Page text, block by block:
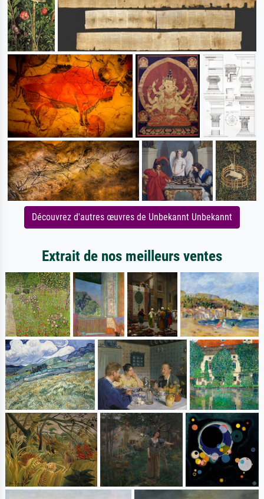
Découvrez d'autres œuvres de Unbekannt Unbekannt
Extrait de nos meilleurs ventes